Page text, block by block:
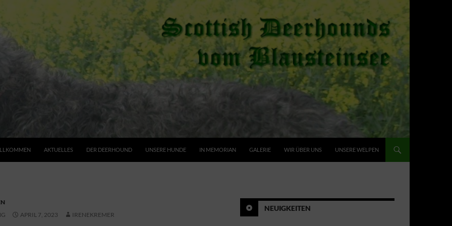
AKTUELLES DER DEERHOUND UNSERE HUNDE IN MEMORIAN GALERIE WIR ÜBER UNS UNSERE WELPEN
APRIL 7, 2023 IRENEKREMER
NEUIGKEITEN